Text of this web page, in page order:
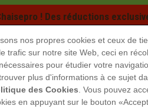
! Des réductions
nos propres cookies et ceux de
trafic sur notre site Web, ceci en
pour étudier votre
plus d'informations à ce sujet
des Cookies . Vous pouvez
en appuyant sur le bouton